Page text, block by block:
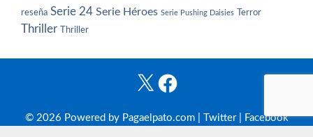
reseña Serie 24 Serie Héroes Serie Pushing Daisies Terror
Thriller Thriller
X Facebook
© 2026 Powered by Pagaelpato.com | Twitter| Facebook